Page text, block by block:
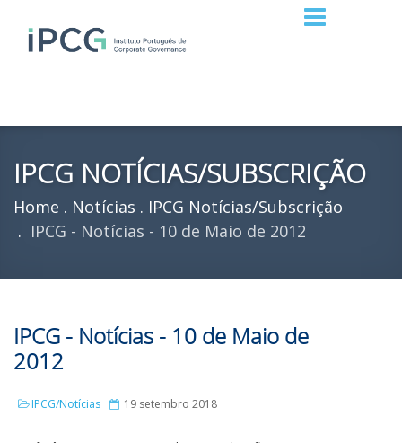
IPCG NOTÍCIAS/SUBSCRIÇÃO
Home Notícias
IPCG Notícias/Subscrição
IPCG - Notícias - 10 de Maio de 2012
IPCG - Notícias - 10 de Maio de
2012
IPCG/Notícias 19 setembro 2018